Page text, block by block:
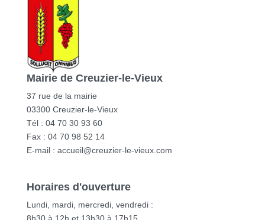
Mairie de Creuzier-le-Vieux
37 rue de la mairie
03300 Creuzier-le-Vieux
Tél : 04 70 30 93 60
Fax : 04 70 98 52 14
E-mail : accueil@creuzier-le-vieux.com
Horaires d'ouverture
Lundi, mardi, mercredi, vendredi :
8h30 à 12h et 13h30 à 17h15